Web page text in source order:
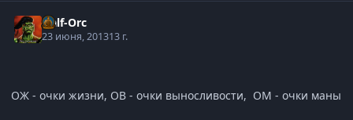
Half-Orc
23 июня, 201313 г.
ОЖ - очки жизни, ОВ - очки выносливости, ОМ - очки маны